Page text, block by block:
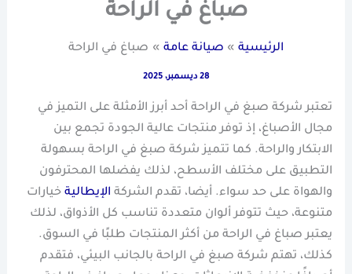
صباغ في الراحة
الرئيسية صيانة عامة صباغ في الراحة
28 ديسمبر، 2025
تعتبر شركة صبغ في الراحة أحد أبرز الأمثلة على التميز في
مجال الأصباغ، إذ توفر منتجات عالية الجودة تجمع بين
الابتكار والراحة. كما تتميز شركة صبغ في الراحة بسهولة
التطبيق على مختلف الأسطح، لذلك يفضلها المحترفون
والهواة على حد سواء. أيضا، تقدم الشركة الإيطالية خيارات
متنوعة، حيث تتوفر ألوان متعددة تناسب كل الأذواق، لذلك
يعتبر صباغ في الراحة من أكثر المنتجات طلبًا في السوق.
كذلك، تهتم شركة صبغ في الراحة بالجانب البيئي، فتقدم